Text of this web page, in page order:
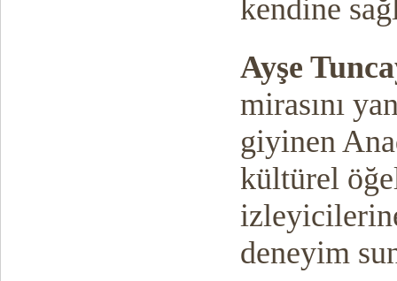
kendine
Ayşe
mirasını
giyinen
kültürel
deneyim